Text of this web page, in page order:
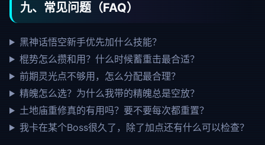
九、常见问题（FAQ）
黑神话悟空新手优先加什么技能？
棍势怎么攒和用？什么时候蓄重击最合适？
前期灵光点不够用，怎么分配最合理？
精魄怎么选？为什么我带的精魄总是空放？
土地庙重修真的有用吗？要不要每次都重置？
我卡在某个Boss很久了，除了加点还有什么可以检查？